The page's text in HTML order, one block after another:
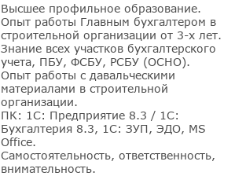
Высшее профильное образование.
Опыт работы Главным бухгалтером в
строительной организации от 3-х лет.
Знание всех участков бухгалтерского
учета, ПБУ, ФСБУ, РСБУ (ОСНО).
Опыт работы с давальческими
материалами в строительной
организации.
ПК: 1С: Предприятие 8.3 / 1С:
Бухгалтерия 8.3, 1С: ЗУП, ЭДО, MS
Office.
Самостоятельность, ответственность,
внимательность.